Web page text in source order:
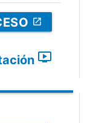
open_in_new
ondemand_video